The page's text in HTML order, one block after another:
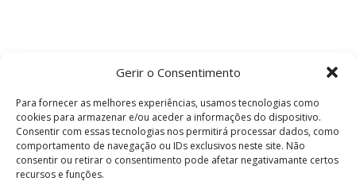
Gerir o Consentimento
Para fornecer as melhores experiências, usamos tecnologias como
cookies para armazenar e/ou aceder a informações do dispositivo.
Consentir com essas tecnologias nos permitirá processar dados, como
comportamento de navegação ou IDs exclusivos neste site. Não
consentir ou retirar o consentimento pode afetar negativamante certos
recursos e funções.